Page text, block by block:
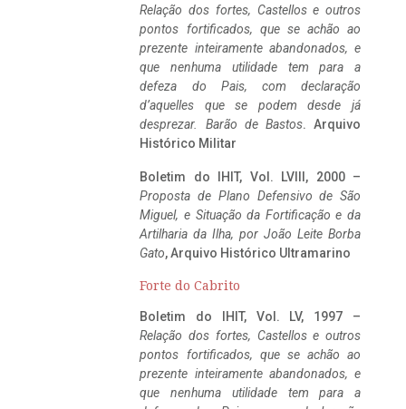
Relação dos fortes, Castellos e outros
pontos fortificados, que se achão ao
prezente inteiramente abandonados, e
que nenhuma utilidade tem para a
defeza do Pais, com declaração
d’aquelles que se podem desde já
desprezar. Barão de Bastos. Arquivo
Histórico Militar
Boletim do IHIT, Vol. LVIII, 2000 –
Proposta de Plano Defensivo de São
Miguel, e Situação da Fortificação e da
Artilharia da Ilha, por João Leite Borba
Gato, Arquivo Histórico Ultramarino
Forte do Cabrito
Boletim do IHIT, Vol. LV, 1997 –
Relação dos fortes, Castellos e outros
pontos fortificados, que se achão ao
prezente inteiramente abandonados, e
que nenhuma utilidade tem para a